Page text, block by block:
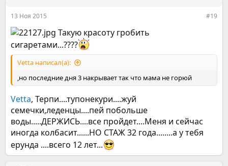
13 Ноя 2015 #19
Такую красоту гробить
сигаретами...????
Vetta написал(а):
,но последние дня 3 накрывает так что мама не горюй
Vetta, Терпи....тупонекури....жуй
семечки,леденцы....пей побольше
воды.....ДЕРЖИСЬ....все пройдет....Меня и сейчас
иногда колбасит......НО СТАЖ 32 года........а у тебя
ерунда ....всего 12 лет...